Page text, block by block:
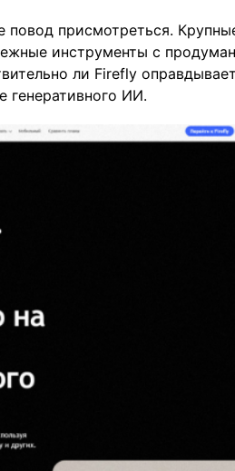
присмотреться.
инструменты с
ли Firefly
генеративного ИИ.